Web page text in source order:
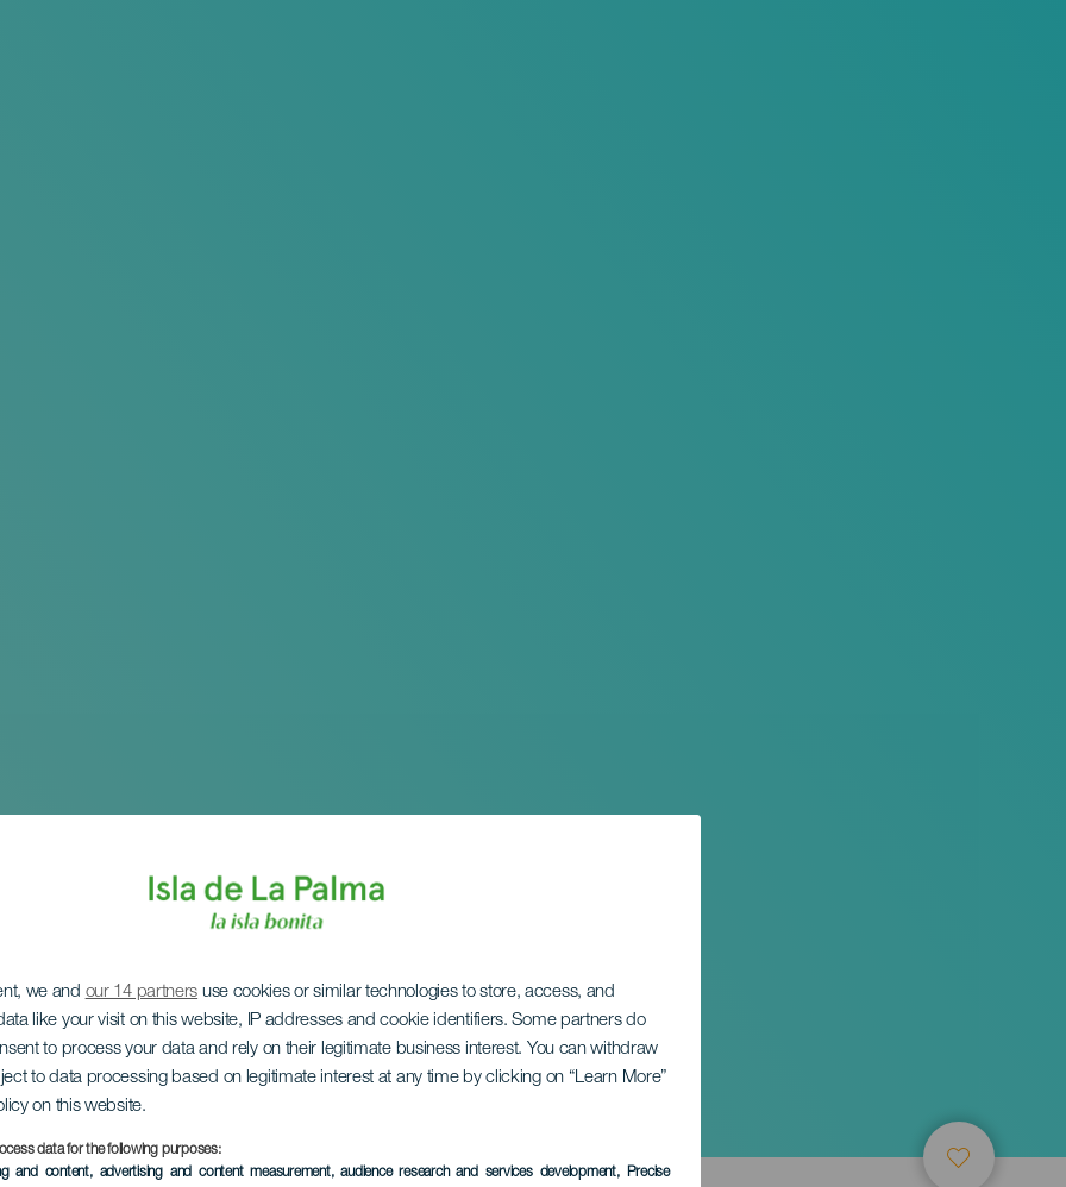
we and our 14 partners use cookies or similar technologies to store, access, and
like your visit on this website, IP addresses and cookie identifiers. Some partners do
to process your data and rely on their legitimate business interest. You can withdraw
to data processing based on legitimate interest at any time by clicking on “Learn More”
on this website.
data for the following purposes:
and content, advertising and content measurement, audience research and services development, Precise
lugar donde descansar